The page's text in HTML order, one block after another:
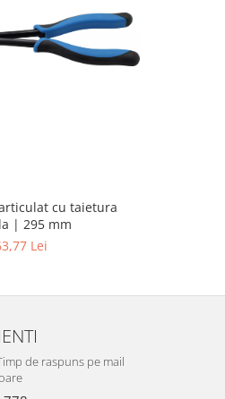
cu taietura
| 295 mm
Lei
de raspuns pe mail